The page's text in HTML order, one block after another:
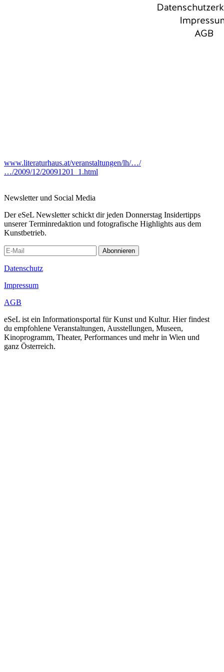
www.literaturhaus.at/veranstaltungen/lh/…/
…/2009/12/20091201_1.html
Newsletter und Social Media
Der eSeL Newsletter schickt dir jeden Donnerstag Insidertipps
unserer Terminredaktion und fotografische Highlights aus dem
Kunstbetrieb.
Abonnieren
Datenschutz
Impressum
AGB
eSeL ist ein Informationsportal für Kunst und Kultur. Hier findest
du empfohlene Veranstaltungen, Ausstellungen, Museen,
Kinoprogramm, Theater, Performances und mehr in Wien und
ganz Österreich.